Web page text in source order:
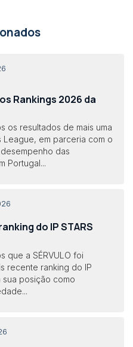
Rankings 2026 da
os resultados de mais uma
em parceria com o
das
Portugal...
do IP STARS
que a SÉRVULO foi
recente ranking do IP
sua posição como